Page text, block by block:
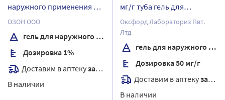
наружного применения 40
гр
ОЗОН ООО
гель для наружного применения
Дозировка 1%
Доставим в аптекузавтра
В наличии
мг/г туба гель для
наружного применения
100 гр
Оксфорд Лабораториз Пвт.
Лтд
гель для наружного применения
Дозировка 50 мг/г
Доставим в аптекузавтра
В наличии